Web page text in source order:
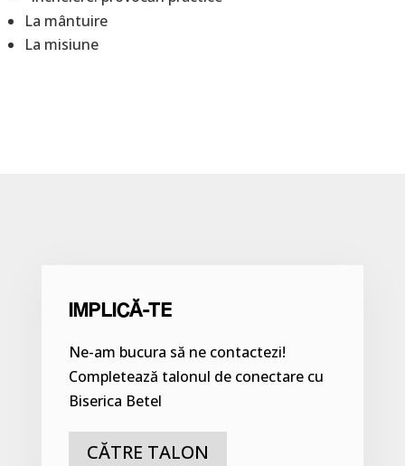
La mântuire
La misiune
IMPLICĂ-TE
Ne-am bucura să ne contactezi!
Completează talonul de conectare cu
Biserica Betel
CĂTRE TALON